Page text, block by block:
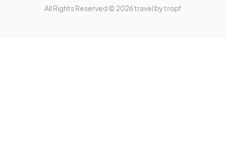
All Rights Reserved © 2026 travel by tropf